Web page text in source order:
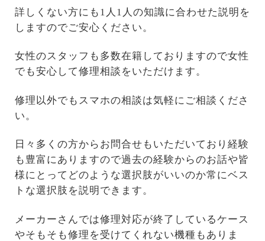
詳しくない方にも1人1人の知識に合わせた説明を
しますのでご安心ください。
女性のスタッフも多数在籍しておりますので女性
でも安心して修理相談をいただけます。
修理以外でもスマホの相談は気軽にご相談くださ
い。
日々多くの方からお問合せもいただいており経験
も豊富にありますので過去の経験からのお話や皆
様にとってどのような選択肢がいいのか常にベス
トな選択肢を説明できます。
メーカーさんでは修理対応が終了しているケース
やそもそも修理を受けてくれない機種もありま